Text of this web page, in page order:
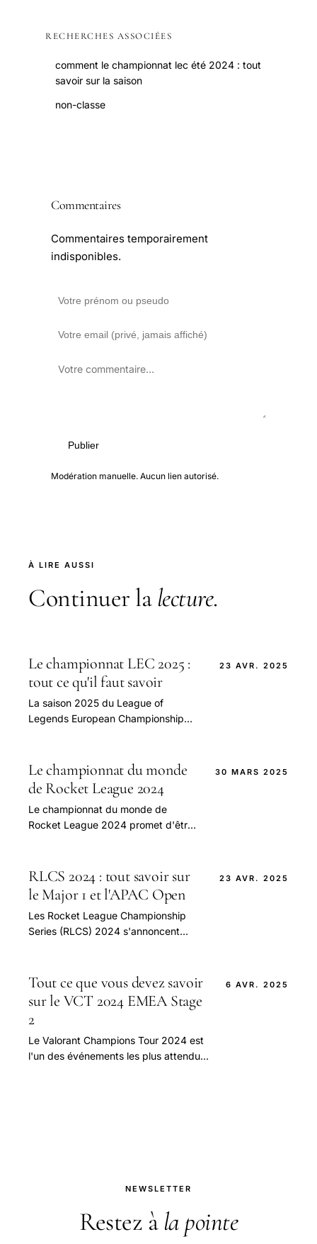
RECHERCHES ASSOCIÉES
comment le championnat lec été 2024 : tout
savoir sur la saison
non-classe
Commentaires
Commentaires temporairement
indisponibles.
Publier
Modération manuelle. Aucun lien autorisé.
À LIRE AUSSI
Continuer la lecture.
Le championnat LEC 2025 :
tout ce qu'il faut savoir
La saison 2025 du League of
Legends European Championship
sport.
23 AVR. 2025
Le championnat du monde
de Rocket League 2024
Le championnat du monde de
Rocket League 2024 promet d'être
30 MARS 2025
RLCS 2024 : tout savoir sur
le Major 1 et l'APAC Open
Les Rocket League Championship
Series (RLCS) 2024 s'annoncent
23 AVR. 2025
Tout ce que vous devez savoir
sur le VCT 2024 EMEA Stage
2
Le Valorant Champions Tour 2024 est
l'un des événements les plus attendus
6 AVR. 2025
NEWSLETTER
Restez à la pointe